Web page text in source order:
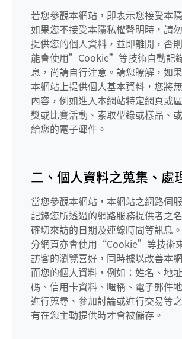
若您參觀本網站，即表示您接受本
如果您不接受本隱私權聲明時，請
提供您的個人資料，並即離開，否
能會使用”Cookie”等技術自動記
息，尚請自行注意。請您瞭解，如
本網站上提供個人基本資料，您將
內容，例如進入本網站特定網頁或
獎或比賽活動、索取型錄或樣品、
給您的電子郵件。
二、個人資料之蒐集、處
當您參觀本網站，本網站之網路伺
記錄您所透過的網路服務提供者之
確切來訪的日期及連線時間等訊息
分網頁亦會使用“Cookie”等技術
訪客的瀏覽喜好，同時據以改善本
而您的個人資料，例如：姓名、地
碼、信用卡資料、暱稱、電子郵件
進行蒐尋、參加討論或進行交易等
有在您主動提供時才會被儲存。